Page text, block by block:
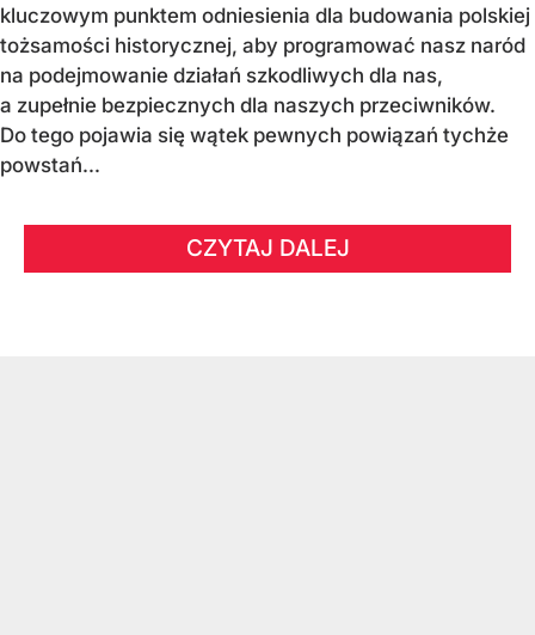
kluczowym punktem odniesienia dla budowania polskiej
tożsamości historycznej, aby programować nasz naród
na podejmowanie działań szkodliwych dla nas,
a zupełnie bezpiecznych dla naszych przeciwników.
Do tego pojawia się wątek pewnych powiązań tychże
powstań...
CZYTAJ DALEJ